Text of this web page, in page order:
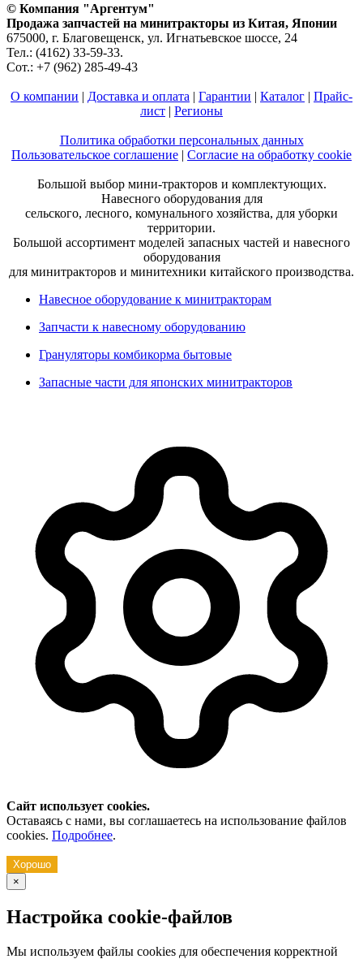
© Компания "Аргентум"
Продажа запчастей на минитракторы из Китая, Японии
675000, г. Благовещенск, ул. Игнатьевское шоссе, 24
Тел.: (4162) 33-59-33.
Сот.: +7 (962) 285-49-43
О компании | Доставка и оплата | Гарантии | Каталог | Прайс-
лист | Регионы
Политика обработки персональных данных
Пользовательское соглашение | Согласие на обработку cookie
Большой выбор мини-тракторов и комплектующих.
Навесного оборудования для
сельского, лесного, комунального хозяйства, для уборки
территории.
Большой ассортимент моделей запасных частей и навесного
оборудования
для минитракторов и минитехники китайского производства.
Навесное оборудование к минитракторам
Запчасти к навесному оборудованию
Грануляторы комбикорма бытовые
Запасные части для японских минитракторов
Сайт использует cookies.
Оставаясь с нами, вы соглашаетесь на использование файлов
cookies. Подробнее.
Хорошо
×
Настройка cookie-файлов
Мы используем файлы cookies для обеспечения корректной